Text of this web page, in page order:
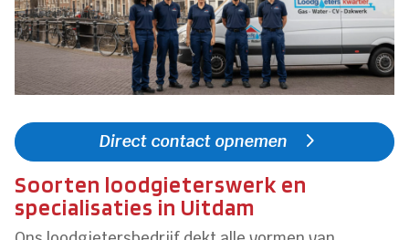
Direct contact opnemen
Soorten loodgieterswerk en
specialisaties in Uitdam